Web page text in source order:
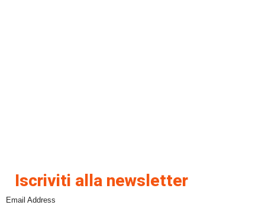
Iscriviti alla newsletter
Email Address